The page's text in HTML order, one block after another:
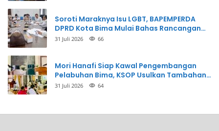
Soroti Maraknya Isu LGBT, BAPEMPERDA
DPRD Kota Bima Mulai Bahas Rancangan
Perda Pencegahan
31 Juli 2026 66
Mori Hanafi Siap Kawal Pengembangan
Pelabuhan Bima, KSOP Usulkan Tambahan
Dermaga Rp400 Miliar
31 Juli 2026 64